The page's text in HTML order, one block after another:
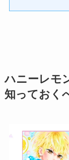
ハニーレモ
知っておく